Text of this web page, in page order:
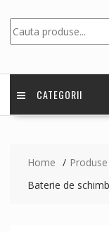
CATEGORII
Home
Produse
Baterie de